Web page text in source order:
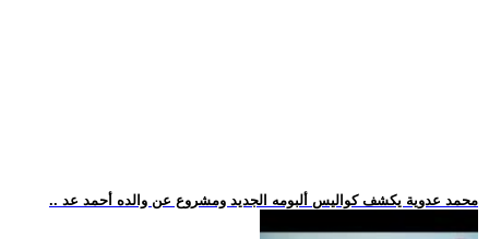
.. محمد عدوية يكشف كواليس ألبومه الجديد ومشروع عن والده أحمد عد